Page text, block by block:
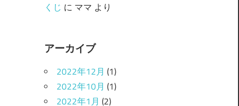
くじ に ママ より
アーカイブ
2022年12月 (1)
2022年10月 (1)
2022年1月 (2)